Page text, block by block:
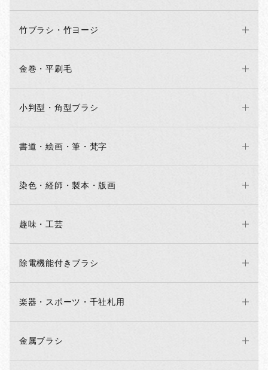
竹ブラシ・竹ヨージ
金巻・平刷毛
小判型・角型ブラシ
書道・絵画・筆・梵字
染色・経師・製本・版画
趣味・工芸
除電機能付きブラシ
楽器・スポーツ・千社札用
金属ブラシ